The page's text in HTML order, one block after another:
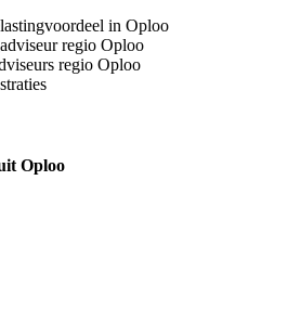
in Oploo
regio Oploo
regio Oploo
Oploo